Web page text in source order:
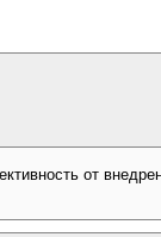
от